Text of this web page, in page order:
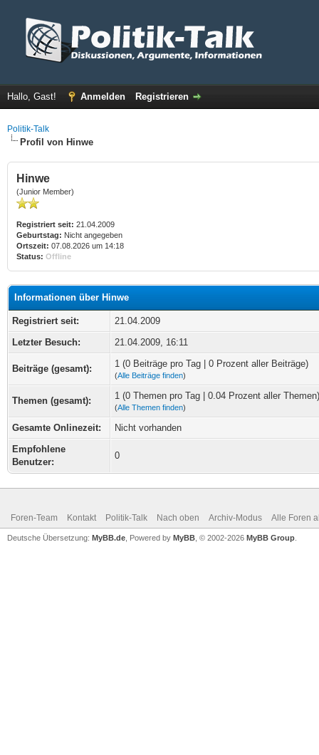
Hallo, Gast! Anmelden Registrieren
Politik-Talk
Profil von Hinwe
Hinwe
(Junior Member)
Registriert seit: 21.04.2009
Geburtstag: Nicht angegeben
Ortszeit: 07.08.2026 um 14:18
Status: Offline
Informationen über Hinwe
Registriert seit:
21.04.2009
Letzter Besuch:
21.04.2009, 16:11
Beiträge (gesamt): 1 (0 Beiträge pro Tag | 0 Prozent aller Beiträge)
(Alle Beiträge finden)
Themen (gesamt): 1 (0 Themen pro Tag | 0.04 Prozent aller Themen)
(Alle Themen finden)
Gesamte Onlinezeit:
Nicht vorhanden
Empfohlene
Benutzer:
0
Foren-Team Kontakt Politik-Talk Nach oben Archiv-Modus Alle Foren
Deutsche Übersetzung: MyBB.de , Powered by MyBB , © 2002-2026 MyBB Group